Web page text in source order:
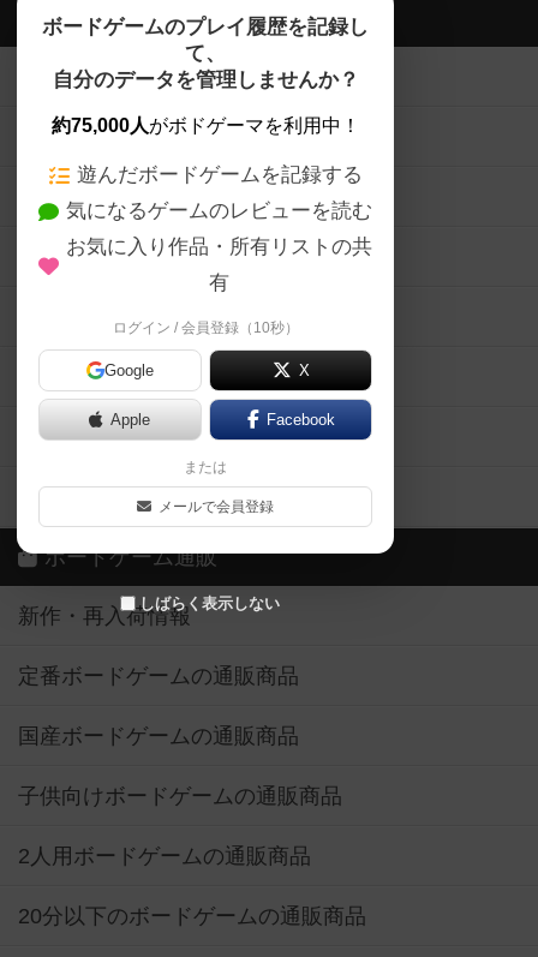
ボードゲームのプレイ履歴を記録し
て、
自分のデータを管理しませんか？
約75,000人がボドゲーマを利用中！
遊んだボードゲームを記録する
気になるゲームのレビューを読む
お気に入り作品・所有リストの共
有
ログイン / 会員登録（10秒）
Google X
Apple Facebook
または
メールで会員登録
しばらく表示しない
ボドゲーマTOP
ボードゲームを検索する
ボードゲームの新着レビュー
ボードゲーム会情報
メカニクス特集
掲示板・トピックス
ボドとも・会員一覧
ボードゲーム業界コラム
ボドゲーマご利用案内
ボードゲーム通販
新作・再入荷情報
定番ボードゲームの通販商品
国産ボードゲームの通販商品
子供向けボードゲームの通販商品
2人用ボードゲームの通販商品
20分以下のボードゲームの通販商品